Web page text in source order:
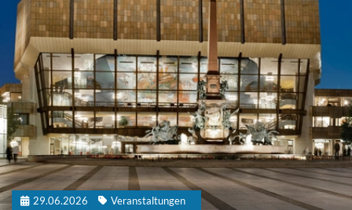
29.06.2026 Veranstaltungen